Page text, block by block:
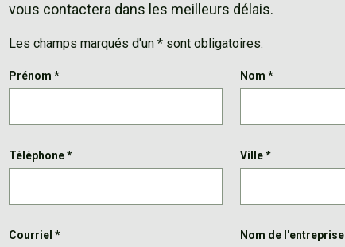
vous contactera dans les meilleurs délais.
Les champs marqués d'un * sont obligatoires.
Prénom * Nom*
Téléphone* Ville*
Courriel * Nom de l'entreprise